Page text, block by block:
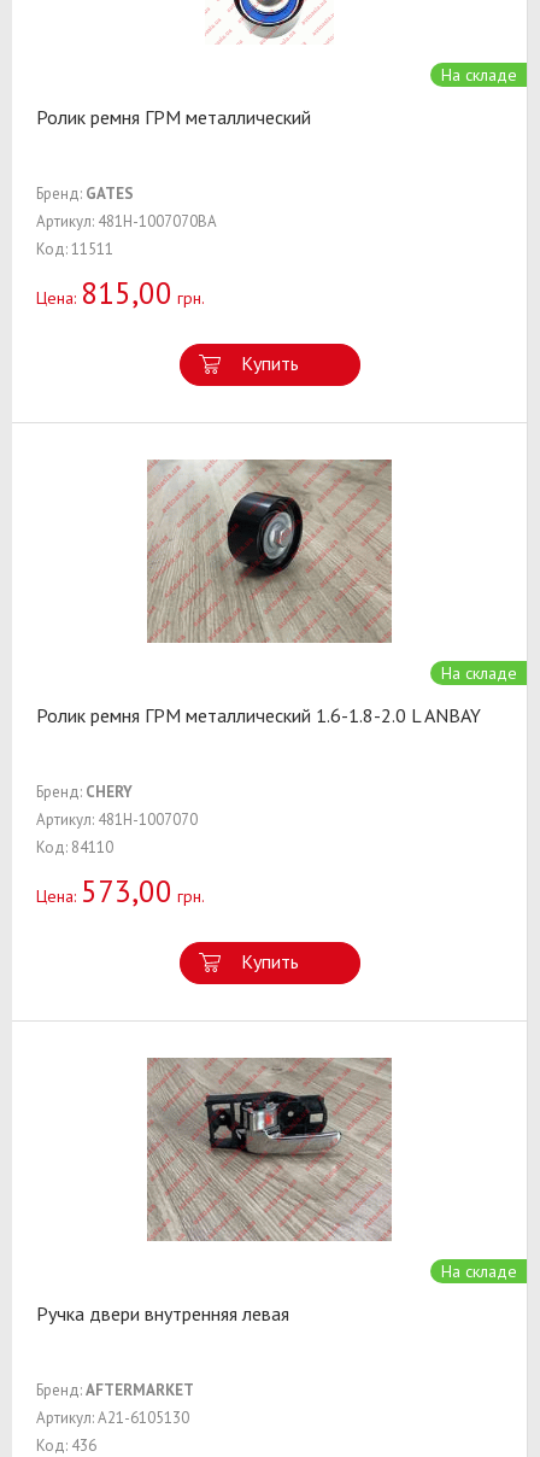
На складе
Ролик ремня ГРМ металлический
Бренд: GATES
Артикул: 481H-1007070BA
Код: 11511
Цена: 815,00 грн.
Купить
На складе
Ролик ремня ГРМ металлический 1.6-1.8-2.0 L ANBAY
Бренд: CHERY
Артикул: 481H-1007070
Код: 84110
Цена: 573,00 грн.
Купить
На складе
Ручка двери внутренняя левая
Бренд:AFTERMARKET
Артикул: A21-6105130
Код: 436